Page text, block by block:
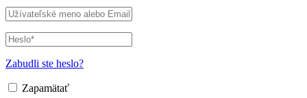
Zabudli ste heslo?
Zapamätať